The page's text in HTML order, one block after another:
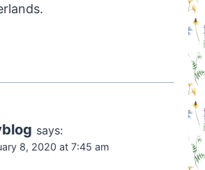
says:
8, 2020 at 7:45 am